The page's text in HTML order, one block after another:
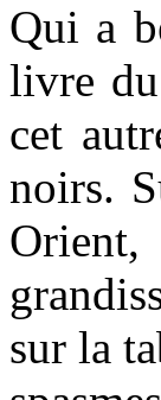
Qui a
livre
cet
noirs.
Orient,
sur la